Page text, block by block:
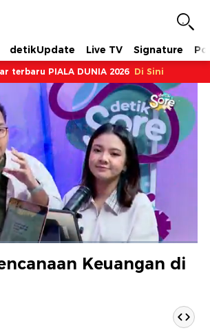
detikUpdate Live TV Signature
terbaru PIALA DUNIA 2026 Di Sini
Keuangan di